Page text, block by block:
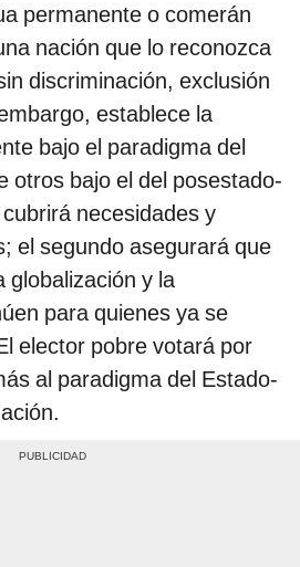
permanente o comerán
nación que lo reconozca
discriminación, exclusión
establece la
bajo el paradigma del
otros bajo el del posestado-
necesidades y
el segundo asegurará que
globalización y la
para quienes ya se
elector pobre votará por
al paradigma del Estado-